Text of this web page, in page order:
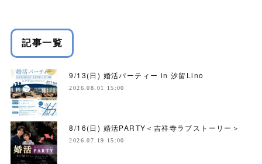
記事一覧
9/13(日) 婚活パーティー in 汐留Lino
2026.08.01 15:00
8/16(日) 婚活PARTY＜吉祥寺ラブストーリー＞
2026.07.19 15:00